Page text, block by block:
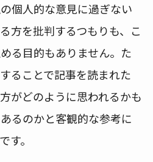
個人的な意見に過ぎない
方を批判するつもりも、こ
る目的もありません。た
ることで記事を読まれた
がどのように思われるかも
るのかと客観的な参考に
す。